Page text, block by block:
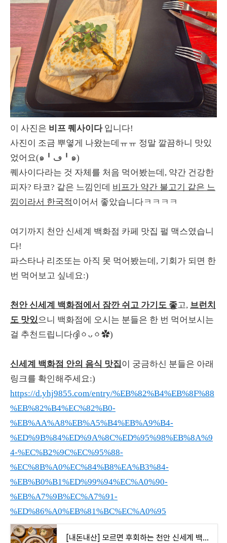
이 사진은 비프 퀘사이다입니다!
사진이 조금 뿌옇게 나왔는데ㅠㅠ 정말 깔끔하니 맛있
었어요(๑╹ڡ╹๑)
퀘사이다라는 것 자체를 처음 먹어봤는데, 약간 건강한
피자? 타코? 같은 느낌인데 비프가 약간 불고기 같은 느
낌이라서 한국적이어서 좋았습니다ㅋㅋㅋㅋ
여기까지 천안 신세계 백화점 카페 맛집 펄 맥스였습니
다!
파스타나 리조또는 아직 못 먹어봤는데, 기회가 되면 한
번 먹어보고 싶네요:)
천안 신세계 백화점에서 잠깐 쉬고 가기도 좋고, 브런치
도 맛있으니 백화점에 오시는 분들은 한 번 먹어보시는
걸 추천드립니다ദ്ദിㆁᴗㆁ✿)
신세계 백화점 안의 음식 맛집이 궁금하신 분들은 아래
링크를 확인해주세요:)
https://d.yhj9855.com/entry/%EB%82%B4%EB%8F%88
%EB%82%B4%EC%82%B0-
%EB%AA%A8%EB%A5%B4%EB%A9%B4-
%ED%9B%84%ED%9A%8C%ED%95%98%EB%8A%9
4-%EC%B2%9C%EC%95%88-
%EC%8B%A0%EC%84%B8%EA%B3%84-
%EB%B0%B1%ED%99%94%EC%A0%90-
%EB%A7%9B%EC%A7%91-
%ED%86%A0%EB%81%BC%EC%A0%95
[내돈내산] 모르면 후회하는 천안 신세계 백화점 맛집 토끼정